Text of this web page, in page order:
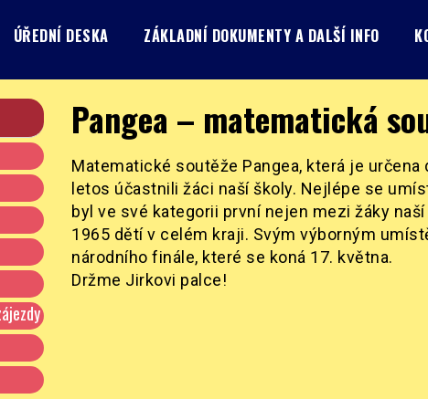
ÚŘEDNÍ DESKA ZÁKLADNÍ DOKUMENTY A DALŠÍ INFO
14 Pangea – matematická
Matematické soutěže Pangea, která je určena
letos účastnili žáci naší školy. Nejlépe se
byl ve své kategorii první nejen mezi žáky
1965 dětí v celém kraji. Svým výborným
národního finále, které se koná 17. května.
Držme Jirkovi palce!